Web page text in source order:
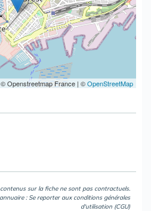
© Openstreetmap France | ©OpenStreetMap
sur la fiche ne sont pas contractuels.
: Se reporter aux conditions générales
d'utilisation (CGU)